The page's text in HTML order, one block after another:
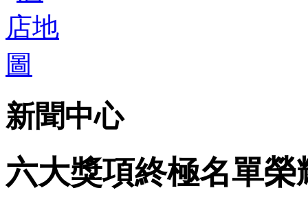
新聞中心
六大獎項終極名單